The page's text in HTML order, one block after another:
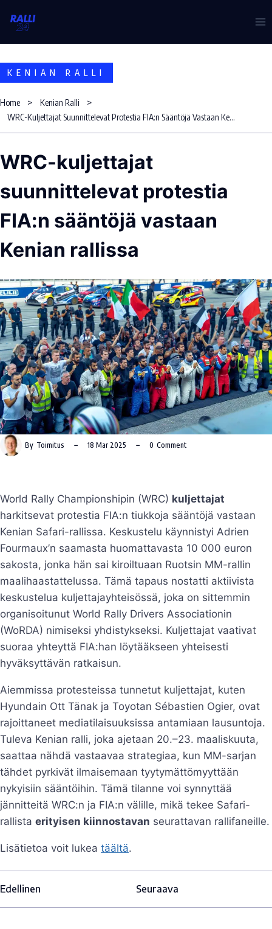
KENIAN RALLI
Home
Kenian Ralli
WRC-Kuljettajat Suunnittelevat Protestia FIA:n Sääntöjä Vastaan Kenian Rallissa
WRC-kuljettajat
suunnittelevat protestia
FIA:n sääntöjä vastaan
Kenian rallissa
By Toimitus 18 Mar 2025 0 Comment
World Rally Championshipin (WRC) kuljettajat
harkitsevat protestia FIA:n tiukkoja sääntöjä vastaan
Kenian Safari-rallissa. Keskustelu käynnistyi Adrien
Fourmaux’n saamasta huomattavasta 10 000 euron
sakosta, jonka hän sai kiroiltuaan Ruotsin MM-rallin
maalihaastattelussa. Tämä tapaus nostatti aktiivista
keskustelua kuljettajayhteisössä, joka on sittemmin
organisoitunut World Rally Drivers Associationin
(WoRDA) nimiseksi yhdistykseksi. Kuljettajat vaativat
suoraa yhteyttä FIA:han löytääkseen yhteisesti
hyväksyttävän ratkaisun.
Aiemmissa protesteissa tunnetut kuljettajat, kuten
Hyundain Ott Tänak ja Toyotan Sébastien Ogier, ovat
rajoittaneet mediatilaisuuksissa antamiaan lausuntoja.
Tuleva Kenian ralli, joka ajetaan 20.–23. maaliskuuta,
saattaa nähdä vastaavaa strategiaa, kun MM-sarjan
tähdet pyrkivät ilmaisemaan tyytymättömyyttään
nykyisiin sääntöihin. Tämä tilanne voi synnyttää
jännitteitä WRC:n ja FIA:n välille, mikä tekee Safari-
rallista erityisen kiinnostavan seurattavan rallifaneille.
Lisätietoa voit lukea täältä.
Edellinen Seuraava